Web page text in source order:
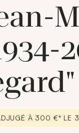
À 300 €* LE